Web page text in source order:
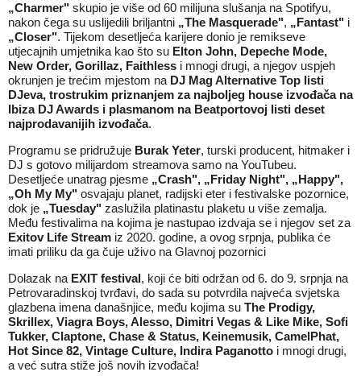
„Charmer" skupio je više od 60 milijuna slušanja na Spotifyu,
nakon čega su uslijedili briljantni „The Masquerade", „Fantast" i
„Closer". Tijekom desetljeća karijere donio je remikseve
utjecajnih umjetnika kao što su Elton John, Depeche Mode,
New Order, Gorillaz, Faithless i mnogi drugi, a njegov uspjeh
okrunjen je trećim mjestom na DJ Mag Alternative Top listi
DJeva, trostrukim priznanjem za najboljeg house izvođača na
Ibiza DJ Awards i plasmanom na Beatportovoj listi deset
najprodavanijih izvođača.
Programu se pridružuje Burak Yeter, turski producent, hitmaker i
DJ s gotovo milijardom streamova samo na YouTubeu.
Desetljeće unatrag pjesme „Crash", „Friday Night", „Happy",
„Oh My My" osvajaju planet, radijski eter i festivalske pozornice,
dok je „Tuesday" zaslužila platinastu plaketu u više zemalja.
Među festivalima na kojima je nastupao izdvaja se i njegov set za
Exitov Life Stream iz 2020. godine, a ovog srpnja, publika će
imati priliku da ga čuje uživo na Glavnoj pozornici
Dolazak na EXIT festival, koji će biti održan od 6. do 9. srpnja na
Petrovaradinskoj tvrđavi, do sada su potvrdila najveća svjetska
glazbena imena današnjice, među kojima su The Prodigy,
Skrillex, Viagra Boys, Alesso, Dimitri Vegas & Like Mike, Sofi
Tukker, Claptone, Chase & Status, Keinemusik, CamelPhat,
Hot Since 82, Vintage Culture, Indira Paganotto i mnogi drugi,
a već sutra stiže još novih izvođača!